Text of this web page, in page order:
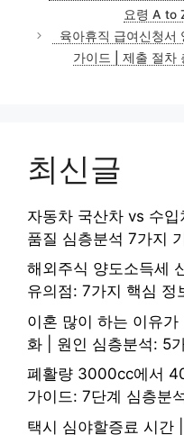
요령 A to
육아휴직 급여신청서
가이드 | 제출 절차
최신글
자동차 국산차 vs 수
품질 심층분석 7가지
해외주식 양도소득세
유의점: 7가지 핵심 정
이혼 많이 하는 이유
화 | 원인 심층분석: 5
폐활량 3000cc에서
가이드: 7단계 심층분
택시 심야할증료 시간